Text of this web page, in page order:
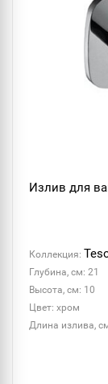
Излив для
Коллекция:
Глубина, см: 21
Высота, см: 10
Цвет: хром
Длина излива,